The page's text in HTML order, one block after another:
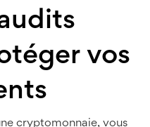
vos
cryptomonnaie, vous